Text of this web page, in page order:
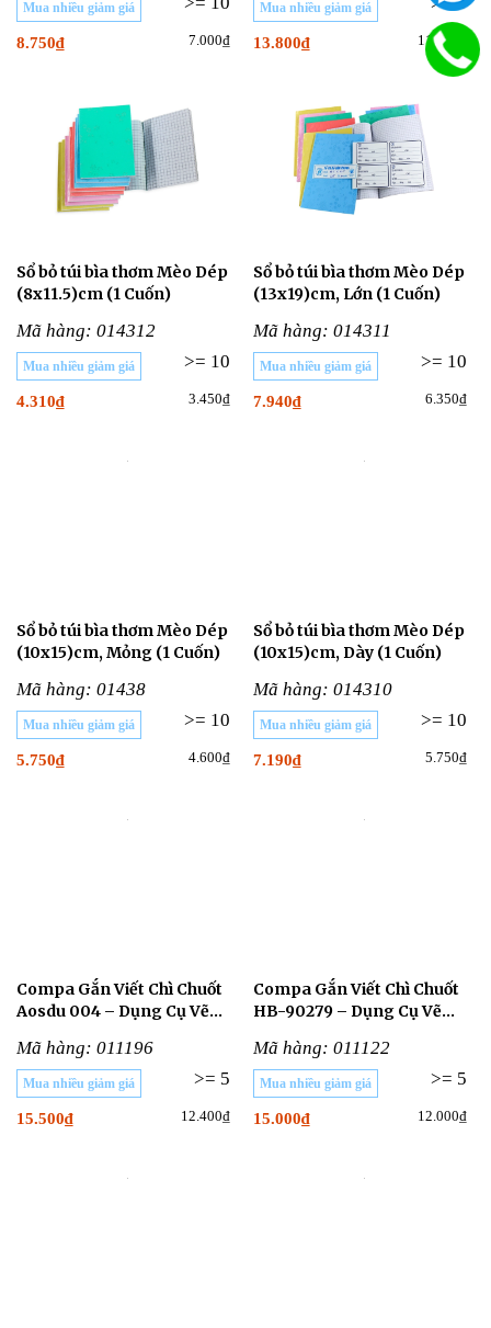
Mua nhiều giảm giá
8.750₫ 7.000₫
Mua nhiều giảm giá
13.800₫ 11.000₫
Sổ bỏ túi bìa thơm Mèo Dép
(8x11.5)cm (1 Cuốn)
Mã hàng: 014312
>= 10
Mua nhiều giảm giá
4.310₫ 3.450₫
Sổ bỏ túi bìa thơm Mèo Dép
(13x19)cm, Lớn (1 Cuốn)
Mã hàng: 014311
>= 10
Mua nhiều giảm giá
7.940₫ 6.350₫
Sổ bỏ túi bìa thơm Mèo Dép
(10x15)cm, Mỏng (1 Cuốn)
Mã hàng: 01438
>= 10
Mua nhiều giảm giá
5.750₫ 4.600₫
Sổ bỏ túi bìa thơm Mèo Dép
(10x15)cm, Dày (1 Cuốn)
Mã hàng: 014310
>= 10
Mua nhiều giảm giá
7.190₫ 5.750₫
Compa Gắn Viết Chì Chuốt
Aosdu 004 – Dụng Cụ Vẽ
Mã hàng: 011196
Mua nhiều giảm giá >= 5
15.500₫ 12.400₫
Compa Gắn Viết Chì Chuốt
HB-90279 – Dụng Cụ Vẽ
Mã hàng: 011122
Mua nhiều giảm giá >= 5
15.000₫ 12.000₫